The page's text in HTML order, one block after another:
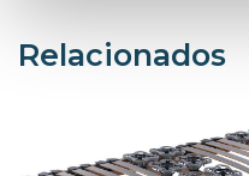
Relacionados